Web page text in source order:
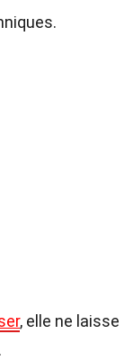
, elle ne laisse